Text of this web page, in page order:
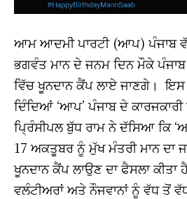
ਆਮ ਆਦਮੀ ਪਾਰਟੀ (ਆਪ) ਪੰਜਾਬ
ਭਗਵੰਤ ਮਾਨ ਦੇ ਜਨਮ ਦਿਨ ਮੌਕੇ
ਵਿੱਚ ਖੂਨਦਾਨ ਕੈਂਪ ਲਾਏ ਜਾਣਗੇ। ਇਸ
ਦਿੰਦਿਆਂ ‘ਆਪ’ ਪੰਜਾਬ ਦੇ
ਪ੍ਰਿੰਸੀਪਲ ਬੁੱਧ ਰਾਮ ਨੇ ਦੱਸਿਆ ਕਿ
17 ਅਕਤੂਬਰ ਨੂੰ ਮੁੱਖ ਮੰਤਰੀ ਮਾਨ ਦਾ
ਖੂਨਦਾਨ ਕੈਂਪ ਲਾਉਣ ਦਾ ਫੈਸਲਾ ਕੀਤਾ
ਵਲੰਟੀਅਰਾਂ ਅਤੇ ਨੌਜਵਾਨਾਂ ਨੂੰ ਵੱਧ ਤੋਂ